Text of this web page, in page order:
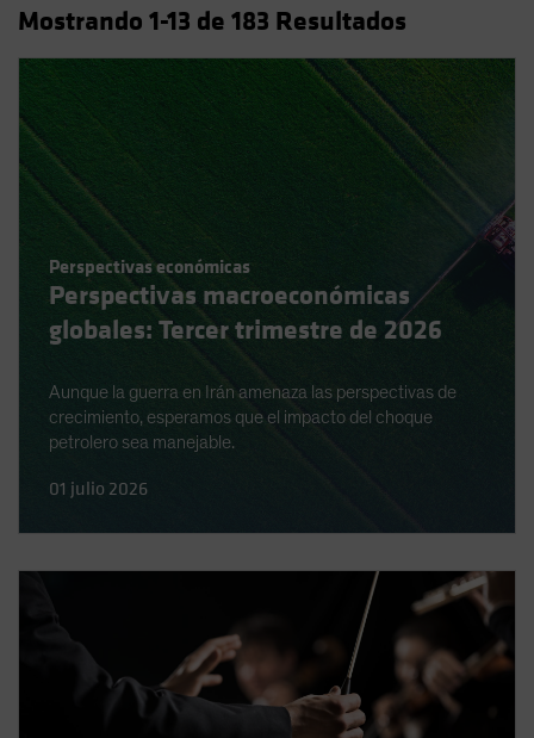
Norway
South Korea - 대한민국
Spain
Sweden
Switzerland
Taiwan - 台灣
United States (US Citizens)
US (Non-US Citizens/NRC)
Mostrando 1-13 de 183 Resultados
Perspectivas económicas
Perspectivas macroeconómicas
globales: Tercer trimestre de 2026
Aunque la guerra en Irán amenaza las perspectivas de
crecimiento, esperamos que el impacto del choque
petrolero sea manejable.
01 julio 2026